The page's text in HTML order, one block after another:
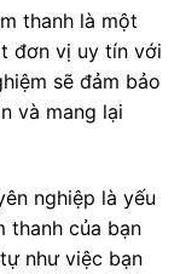
thanh là một
đơn vị uy tín với
sẽ đảm bảo
và mang lại
nghiệp là yếu
thanh của bạn
như việc bạn